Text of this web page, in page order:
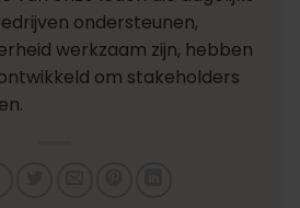
ondersteunen,
werkzaam zijn, hebben
om stakeholders